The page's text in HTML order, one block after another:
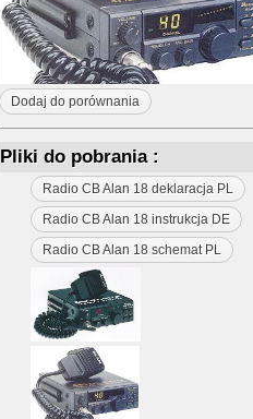
Dodaj do porównania
Pliki do pobrania :
Radio CB Alan 18 deklaracja PL
Radio CB Alan 18 instrukcja DE
Radio CB Alan 18 schemat PL